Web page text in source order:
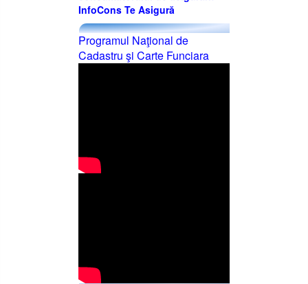
InfoCons Te Asigură
Programul Naţional de
Cadastru şi Carte Funciara